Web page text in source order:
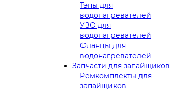
Тэны для
водонагревателей
УЗО для
водонагревателей
Фланцы для
водонагревателей
Запчасти для запайщиков
Ремкомплекты для
запайщиков